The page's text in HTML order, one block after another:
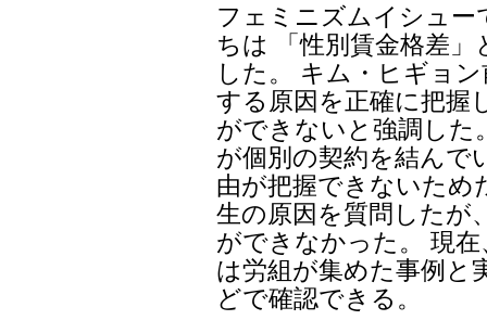
フェミニズムイシュー
ちは 「性別賃金格差
した。 キム・ヒギョ
する原因を正確に把握
ができないと強調した
が個別の契約を結んで
由が把握できないため
生の原因を質問したが
ができなかった。 現
は労組が集めた事例と
どで確認できる。